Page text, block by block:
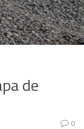
de
0